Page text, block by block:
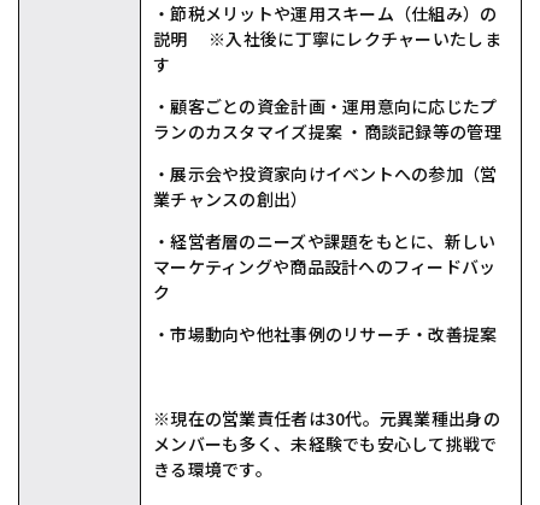
・節税メリットや運用スキーム（仕組み）の
説明 ※入社後に丁寧にレクチャーいたしま
す
・顧客ごとの資金計画・運用意向に応じたプ
ランのカスタマイズ提案 ・商談記録等の管理
・展示会や投資家向けイベントへの参加（営
業チャンスの創出）
・経営者層のニーズや課題をもとに、新しい
マーケティングや商品設計へのフィードバッ
ク
・市場動向や他社事例のリサーチ・改善提案
※現在の営業責任者は30代。元異業種出身の
メンバーも多く、未経験でも安心して挑戦で
きる環境です。